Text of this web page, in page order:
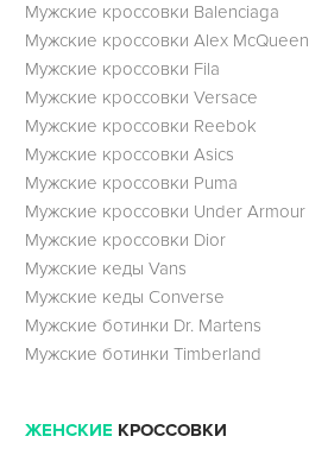
Мужские кроссовки Balenciaga
Мужские кроссовки Alex McQueen
Мужские кроссовки Fila
Мужские кроссовки Versace
Мужские кроссовки Reebok
Мужские кроссовки Asics
Мужские кроссовки Puma
Мужские кроссовки Under Armour
Мужские кроссовки Dior
Мужские кеды Vans
Мужские кеды Converse
Мужские ботинки Dr. Martens
Мужские ботинки Timberland
ЖЕНСКИЕ КРОССОВКИ